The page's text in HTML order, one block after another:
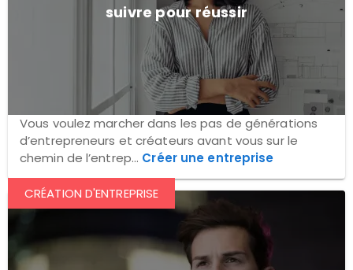
suivre pour réussir
Vous voulez marcher dans les pas de générations
d’entrepreneurs et créateurs avant vous sur le
chemin de l’entrep... Créer une entreprise
CRÉATION D'ENTREPRISE